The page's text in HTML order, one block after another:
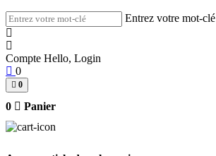
Entrez votre mot-clé
Compte Hello, Login
0
0
0 Panier